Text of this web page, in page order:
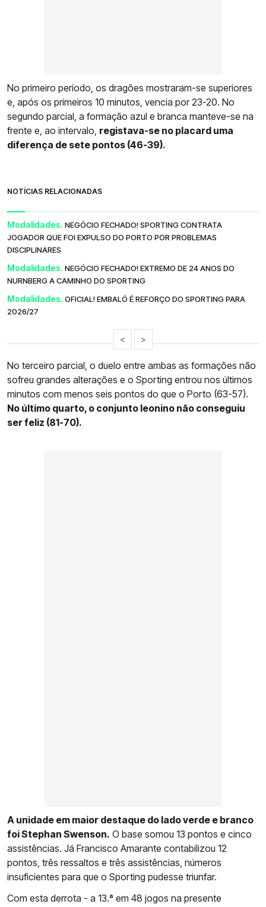
No primeiro período, os dragões mostraram-se superiores
e, após os primeiros 10 minutos, vencia por 23-20. No
segundo parcial, a formação azul e branca manteve-se na
frente e, ao intervalo, registava-se no placard uma
diferença de sete pontos (46-39).
NOTÍCIAS RELACIONADAS
Modalidades. NEGÓCIO FECHADO! SPORTING CONTRATA
JOGADOR QUE FOI EXPULSO DO PORTO POR PROBLEMAS
DISCIPLINARES
Modalidades. NEGÓCIO FECHADO! EXTREMO DE 24 ANOS DO
NURNBERG A CAMINHO DO SPORTING
Modalidades. OFICIAL! EMBALÓ É REFORÇO DO SPORTING PARA
2026/27
< >
No terceiro parcial, o duelo entre ambas as formações não
sofreu grandes alterações e o Sporting entrou nos últimos
minutos com menos seis pontos do que o Porto (63-57).
No último quarto, o conjunto leonino não conseguiu
ser feliz (81-70).
A unidade em maior destaque do lado verde e branco
foi Stephan Swenson. O base somou 13 pontos e cinco
assistências. Já Francisco Amarante contabilizou 12
pontos, três ressaltos e três assistências, números
insuficientes para que o Sporting pudesse triunfar.
Com esta derrota - a 13.ª em 48 jogos na presente